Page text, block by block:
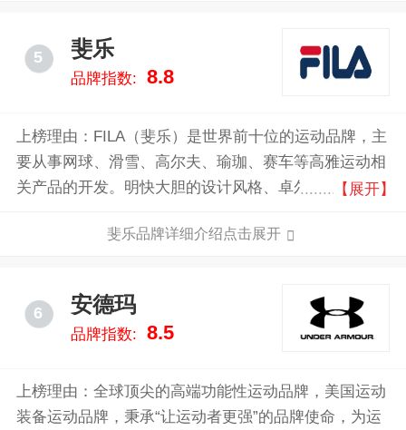
着PUMA的鞋。
5 斐乐
品牌指数: 8.8
上榜理由：FILA（斐乐）是世界前十位的运动品牌，主
要从事网球、滑雪、高尔夫、瑜珈、赛车等高雅运动相
关产品的开发。明快大胆的设计风格、卓尔不群的高雅
动品牌中风韵独具，誉满全球。 品牌于1911年由FILA
史。上个世纪七十年代，FILA配合多元化策略，拓展运
动服装业务。并在之后的岁月里先后开发了高尔夫、网
球、健身，瑜伽、跑步及滑雪系列，最终奠定了世界著
典范。
【展开】
斐乐品牌详细介绍点击展开
6 安德玛
品牌指数: 8.5
上榜理由：全球顶尖的高端功能性运动品牌，美国运动
装备运动品牌，秉承“让运动者更强”的品牌使命，为运